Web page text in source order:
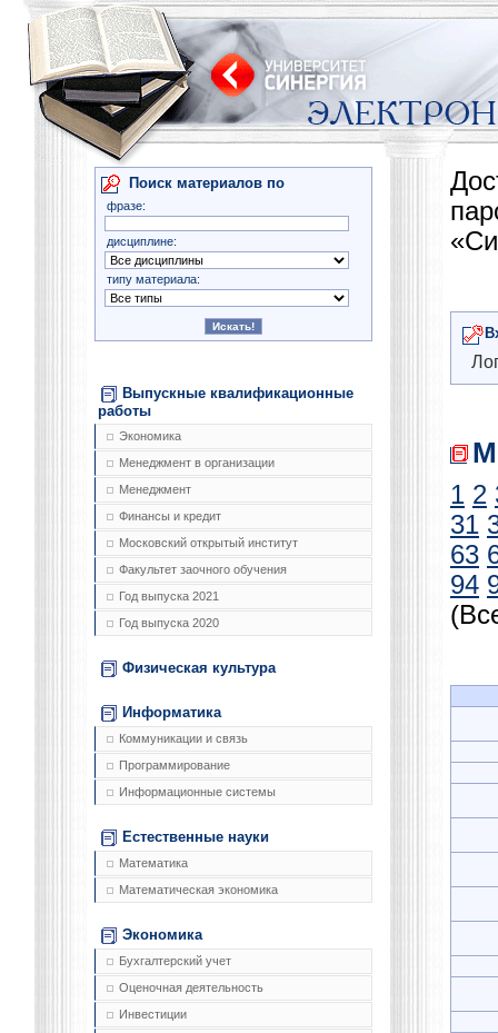
Поиск материалов по
фразе:
дисциплине:
типу материала:
Выпускные квалификационные
работы
Экономика
Менеджмент в организации
Менеджмент
Финансы и кредит
Московский открытый институт
Факультет заочного обучения
Год выпуска 2021
Год выпуска 2020
Физическая культура
Информатика
Коммуникации и связь
Программирование
Информационные системы
Естественные науки
Математика
Математическая экономика
Экономика
Бухгалтерский учет
Оценочная деятельность
Инвестиции
1 2
31
63
94